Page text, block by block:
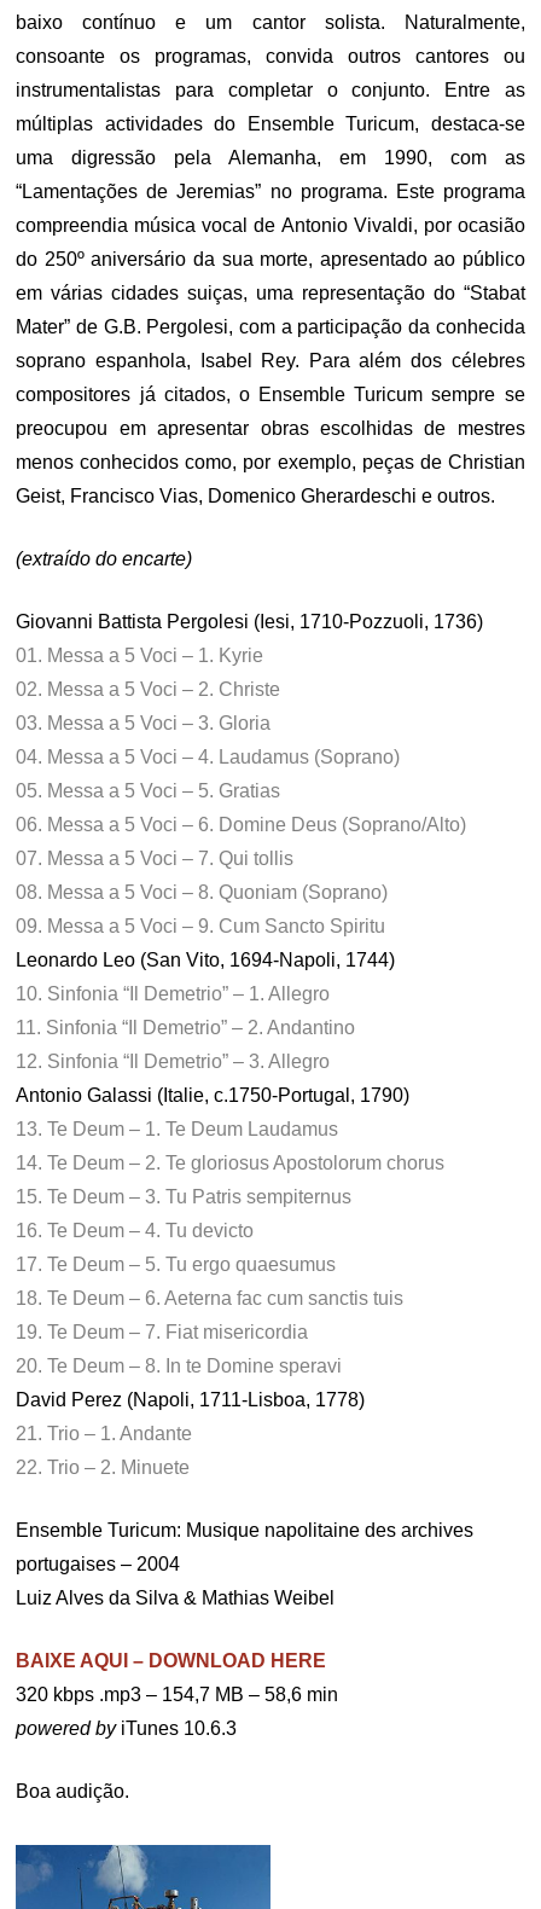
baixo contínuo e um cantor solista. Naturalmente,
consoante os programas, convida outros cantores ou
instrumentalistas para completar o conjunto. Entre as
múltiplas actividades do Ensemble Turicum, destaca-se
uma digressão pela Alemanha, em 1990, com as
“Lamentações de Jeremias” no programa. Este programa
compreendia música vocal de Antonio Vivaldi, por ocasião
do 250º aniversário da sua morte, apresentado ao público
em várias cidades suiças, uma representação do “Stabat
Mater” de G.B. Pergolesi, com a participação da conhecida
soprano espanhola, Isabel Rey. Para além dos célebres
compositores já citados, o Ensemble Turicum sempre se
preocupou em apresentar obras escolhidas de mestres
menos conhecidos como, por exemplo, peças de Christian
Geist, Francisco Vias, Domenico Gherardeschi e outros.
(extraído do encarte)
Giovanni Battista Pergolesi (Iesi, 1710-Pozzuoli, 1736)
01. Messa a 5 Voci – 1. Kyrie
02. Messa a 5 Voci – 2. Christe
03. Messa a 5 Voci – 3. Gloria
04. Messa a 5 Voci – 4. Laudamus (Soprano)
05. Messa a 5 Voci – 5. Gratias
06. Messa a 5 Voci – 6. Domine Deus (Soprano/Alto)
07. Messa a 5 Voci – 7. Qui tollis
08. Messa a 5 Voci – 8. Quoniam (Soprano)
09. Messa a 5 Voci – 9. Cum Sancto Spiritu
Leonardo Leo (San Vito, 1694-Napoli, 1744)
10. Sinfonia “Il Demetrio” – 1. Allegro
11. Sinfonia “Il Demetrio” – 2. Andantino
12. Sinfonia “Il Demetrio” – 3. Allegro
Antonio Galassi (Italie, c.1750-Portugal, 1790)
13. Te Deum – 1. Te Deum Laudamus
14. Te Deum – 2. Te gloriosus Apostolorum chorus
15. Te Deum – 3. Tu Patris sempiternus
16. Te Deum – 4. Tu devicto
17. Te Deum – 5. Tu ergo quaesumus
18. Te Deum – 6. Aeterna fac cum sanctis tuis
19. Te Deum – 7. Fiat misericordia
20. Te Deum – 8. In te Domine speravi
David Perez (Napoli, 1711-Lisboa, 1778)
21. Trio – 1. Andante
22. Trio – 2. Minuete
Ensemble Turicum: Musique napolitaine des archives
portugaises – 2004
Luiz Alves da Silva & Mathias Weibel
BAIXE AQUI – DOWNLOAD HERE
320 kbps .mp3 – 154,7 MB – 58,6 min
powered byiTunes 10.6.3
Boa audição.